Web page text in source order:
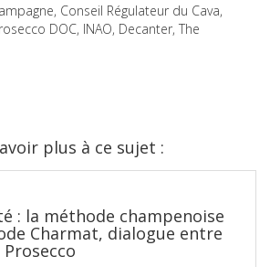
Conseil Régulateur du Cava,
DOC, INAO, Decanter, The
plus à ce sujet :
: la méthode champenoise
Charmat, dialogue entre